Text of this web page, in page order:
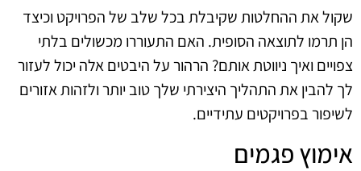
שקול את ההחלטות שקיבלת בכל שלב של הפרויקט וכיצד
הן תרמו לתוצאה הסופית. האם התעוררו מכשולים בלתי
צפויים ואיך ניווטת אותם? הרהור על היבטים אלה יכול לעזור
לך להבין את התהליך היצירתי שלך טוב יותר ולזהות אזורים
לשיפור בפרויקטים עתידיים.
אימוץ פגמים